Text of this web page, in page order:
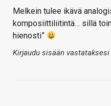
Melkein tulee ikävä
komposiittiliitintä… sillä
hienosti”
Kirjaudu sisään vastataksesi